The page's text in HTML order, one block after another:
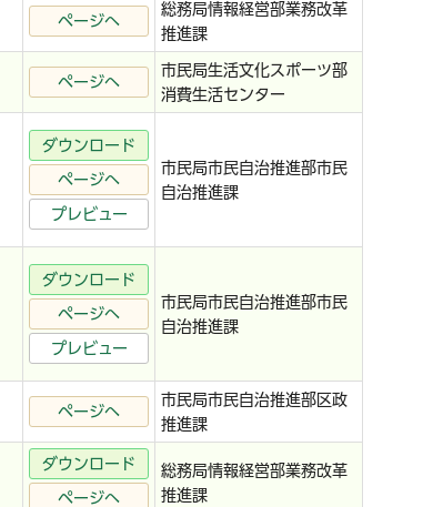
ページへ
総務局情報経営部業務改革
推進課
ページへ
市民局生活文化スポーツ部
消費生活センター
ダウンロード
ページへ
プレビュー
市民局市民自治推進部市民
自治推進課
ダウンロード
ページへ
プレビュー
市民局市民自治推進部市民
自治推進課
ページへ
市民局市民自治推進部区政
推進課
ダウンロード
ページへ
総務局情報経営部業務改革
推進課